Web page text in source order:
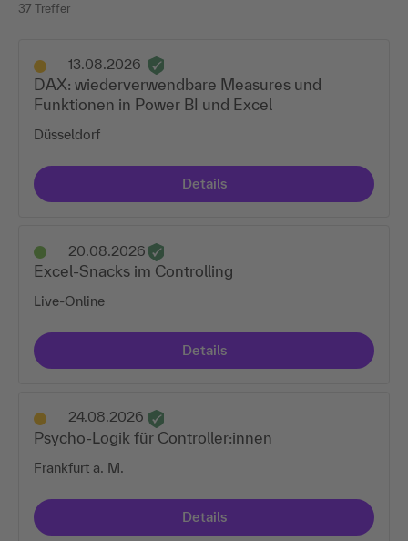
37 Treffer
13.08.2026
DAX: wiederverwendbare Measures und
Funktionen in Power BI und Excel
Düsseldorf
Details
20.08.2026
Excel-Snacks im Controlling
Live-Online
Details
24.08.2026
Psycho-Logik für Controller:innen
Frankfurt a. M.
Details